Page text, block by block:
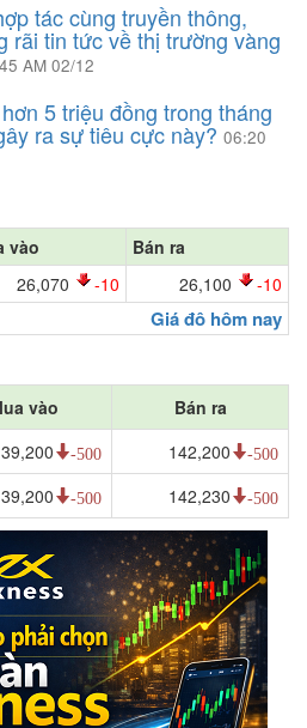
tác cùng truyền thông,
rãi tin tức về thị trường vàng
AM 02/12
5 triệu đồng trong tháng
ra sự tiêu cực này?06:20
vào Bán ra
26,070 -10 26,100 -10
Giá đô hôm nay
vào
Bán ra
-500 142,200 -500
-500 142,230 -500